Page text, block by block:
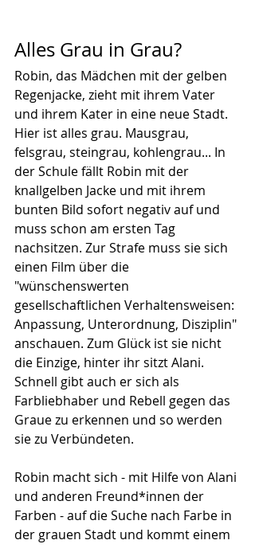
Alles Grau in Grau?
Robin, das Mädchen mit der gelben
Regenjacke, zieht mit ihrem Vater
und ihrem Kater in eine neue Stadt.
Hier ist alles grau. Mausgrau,
felsgrau, steingrau, kohlengrau... In
der Schule fällt Robin mit der
knallgelben Jacke und mit ihrem
bunten Bild sofort negativ auf und
muss schon am ersten Tag
nachsitzen. Zur Strafe muss sie sich
einen Film über die
"wünschenswerten
gesellschaftlichen Verhaltensweisen:
Anpassung, Unterordnung, Disziplin"
anschauen. Zum Glück ist sie nicht
die Einzige, hinter ihr sitzt Alani.
Schnell gibt auch er sich als
Farbliebhaber und Rebell gegen das
Graue zu erkennen und so werden
sie zu Verbündeten.
Robin macht sich - mit Hilfe von Alani
und anderen Freund*innen der
Farben - auf die Suche nach Farbe in
der grauen Stadt und kommt einem